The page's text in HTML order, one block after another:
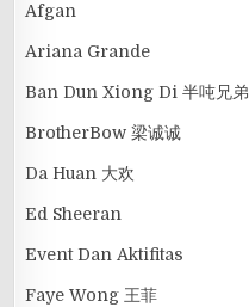
Afgan
Ariana Grande
Ban Dun Xiong Di 半吨兄弟
BrotherBow 梁诚诚
Da Huan 大欢
Ed Sheeran
Event Dan Aktifitas
Faye Wong 王菲